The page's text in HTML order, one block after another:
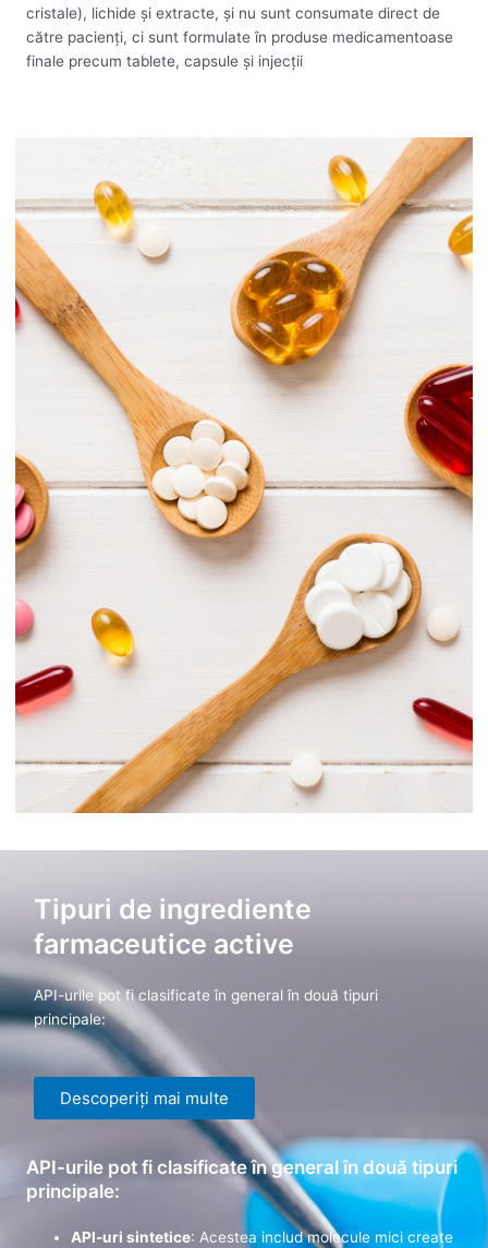
cristale), lichide și extracte, și nu sunt consumate direct de
către pacienți, ci sunt formulate în produse medicamentoase
finale precum tablete, capsule și injecții
Tipuri de ingrediente
farmaceutice active
API-urile pot fi clasificate în general în două tipuri
principale:
Descoperiți mai multe
API-urile pot fi clasificate în general în două tipuri
principale:
API-uri sintetice: Acestea includ molecule mici create